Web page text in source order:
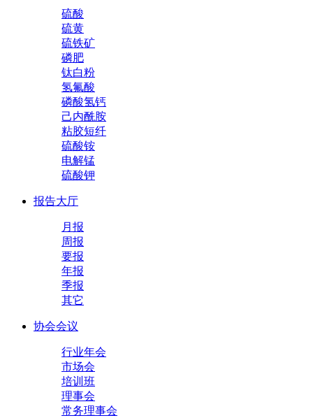
硫酸
硫黄
硫铁矿
磷肥
钛白粉
氢氟酸
磷酸氢钙
己内酰胺
粘胶短纤
硫酸铵
电解锰
硫酸钾
报告大厅
月报
周报
要报
年报
季报
其它
协会会议
行业年会
市场会
培训班
理事会
常务理事会